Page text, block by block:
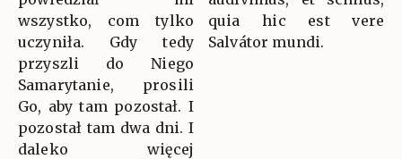
wszystko, com tylko
uczyniła. Gdy tedy
przyszli do Niego
Samarytanie, prosili
Go, aby tam pozostał. I
pozostał tam dwa dni. I
daleko więcej
quia hic est vere
Salvátor mundi.